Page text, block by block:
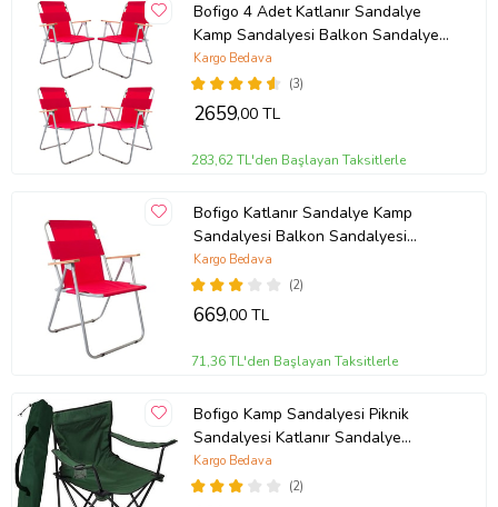
Bofigo 4 Adet Katlanır Sandalye
Kamp Sandalyesi Balkon Sandalyesi
Katlanabilir Piknik ve Bahçe
Sandalyesi Kırmızı
(3)
Kargo Bedava
2659,00 TL
283,62 TL'den Başlayan Taksitlerle
Bofigo Katlanır Sandalye Kamp
Sandalyesi Balkon Sandalyesi
Katlanabilir Piknik ve Bahçe
Sandalyesi Kırmızı
(2)
Kargo Bedava
669,00 TL
71,36 TL'den Başlayan Taksitlerle
Bofigo Kamp Sandalyesi Piknik
Sandalyesi Katlanır Sandalye
Taşıma Çantalı Kamp Sandalyesi
Yeşil
(2)
Kargo Bedava